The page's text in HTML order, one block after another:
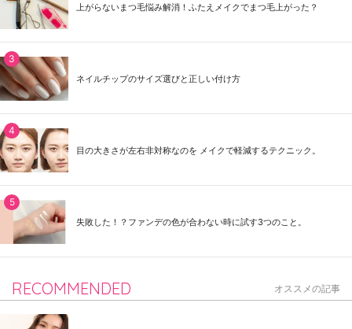
上がらないまつ毛悩み解消！ふたえメイクでまつ毛上がった？
ネイルチップのサイズ選びと正しい付け方
目の大きさが左右非対称なのを メイクで軽減するテクニック。
失敗した！？ファンデの色が合わない時に試す3つのこと。
RECOMMENDED オススメの記事